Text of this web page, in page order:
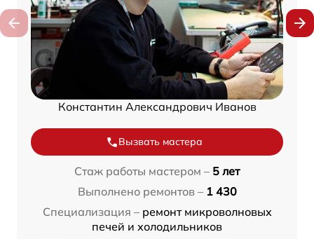
Константин Александрович Иванов
Вызвать мастера
Стаж работы мастером – 5 лет
Выполнено ремонтов – 1 430
Специализация – ремонт микроволновых
печей и холодильников